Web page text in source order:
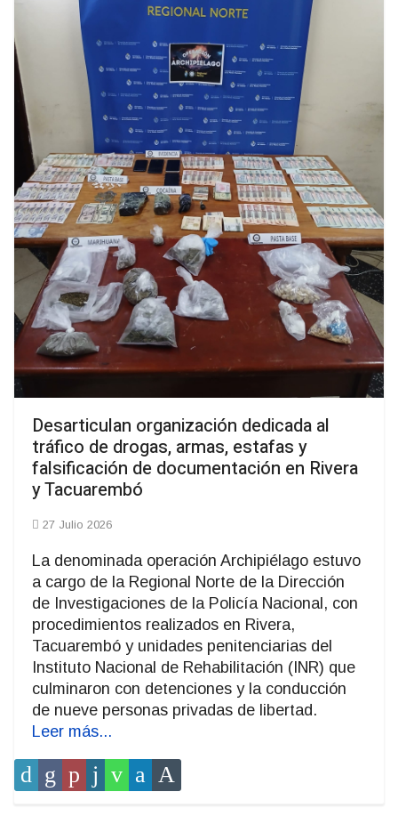
Desarticulan organización dedicada al
tráfico de drogas, armas, estafas y
falsificación de documentación en Rivera
y Tacuarembó
27 Julio 2026
La denominada operación Archipiélago estuvo
a cargo de la Regional Norte de la Dirección
de Investigaciones de la Policía Nacional, con
procedimientos realizados en Rivera,
Tacuarembó y unidades penitenciarias del
Instituto Nacional de Rehabilitación (INR) que
culminaron con detenciones y la conducción
de nueve personas privadas de libertad.
Leer más...